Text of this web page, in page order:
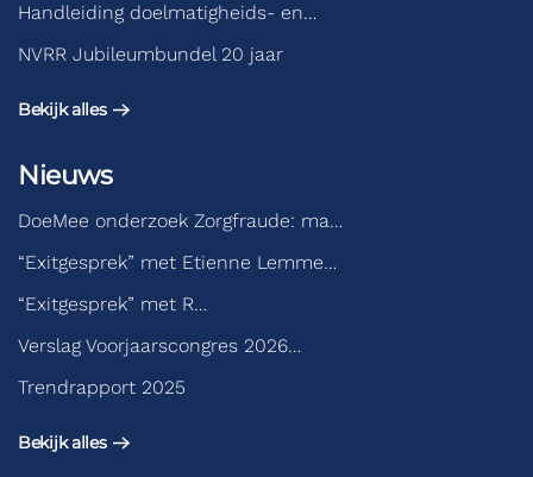
Handleiding doelmatigheids- en…
NVRR Jubileumbundel 20 jaar
Bekijk alles
Nieuws
DoeMee onderzoek Zorgfraude: ma…
“Exitgesprek” met Etienne Lemme…
“Exitgesprek” met R…
Verslag Voorjaarscongres 2026…
Trendrapport 2025
Bekijk alles